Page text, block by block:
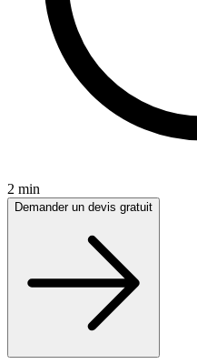
2 min
Demander un devis gratuit